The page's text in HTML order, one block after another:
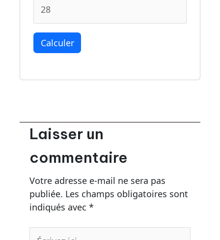
Calculer
Laisser un
commentaire
Votre adresse e-mail ne sera pas
publiée. Les champs obligatoires sont
indiqués avec *
Écrivez